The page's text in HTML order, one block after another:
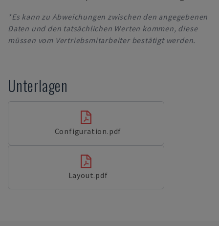
*Es kann zu Abweichungen zwischen den angegebenen
Daten und den tatsächlichen Werten kommen, diese
müssen vom Vertriebsmitarbeiter bestätigt werden.
Unterlagen
Configuration.pdf
Layout.pdf